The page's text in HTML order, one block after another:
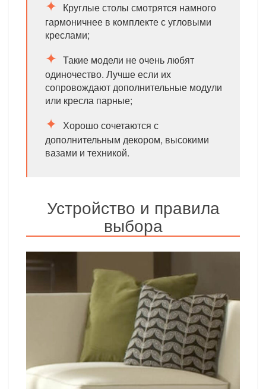
Круглые столы смотрятся намного
гармоничнее в комплекте с угловыми
креслами;
Такие модели не очень любят
одиночество. Лучше если их
сопровождают дополнительные модули
или кресла парные;
Хорошо сочетаются с
дополнительным декором, высокими
вазами и техникой.
Устройство и правила
выбора